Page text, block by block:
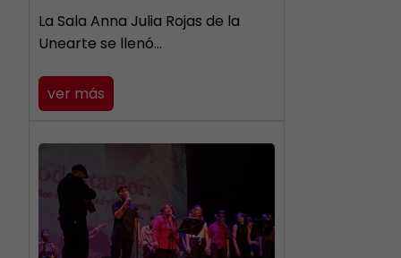
​La Sala Anna Julia Rojas de la
Unearte se llenó…
ver más